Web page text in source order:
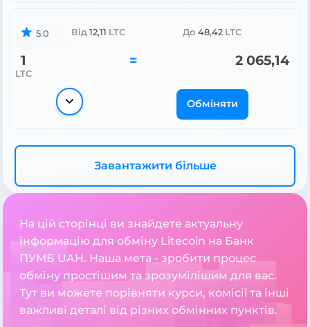
5.0 Від 12,11 LTC До 48,42 LTC
1
LTC
= 2 065,14
Обміняти
Завантажити більше
На цій сторінці ви знайдете актуальну
інформацію для обміну Litecoin на Банк
ПУМБ UAH. Наша мета - зробити процес
обміну простішим та зрозумілішим для вас.
Тут ви можете порівняти курси, комісії та інші
важливі деталі від різних обмінних пунктів.